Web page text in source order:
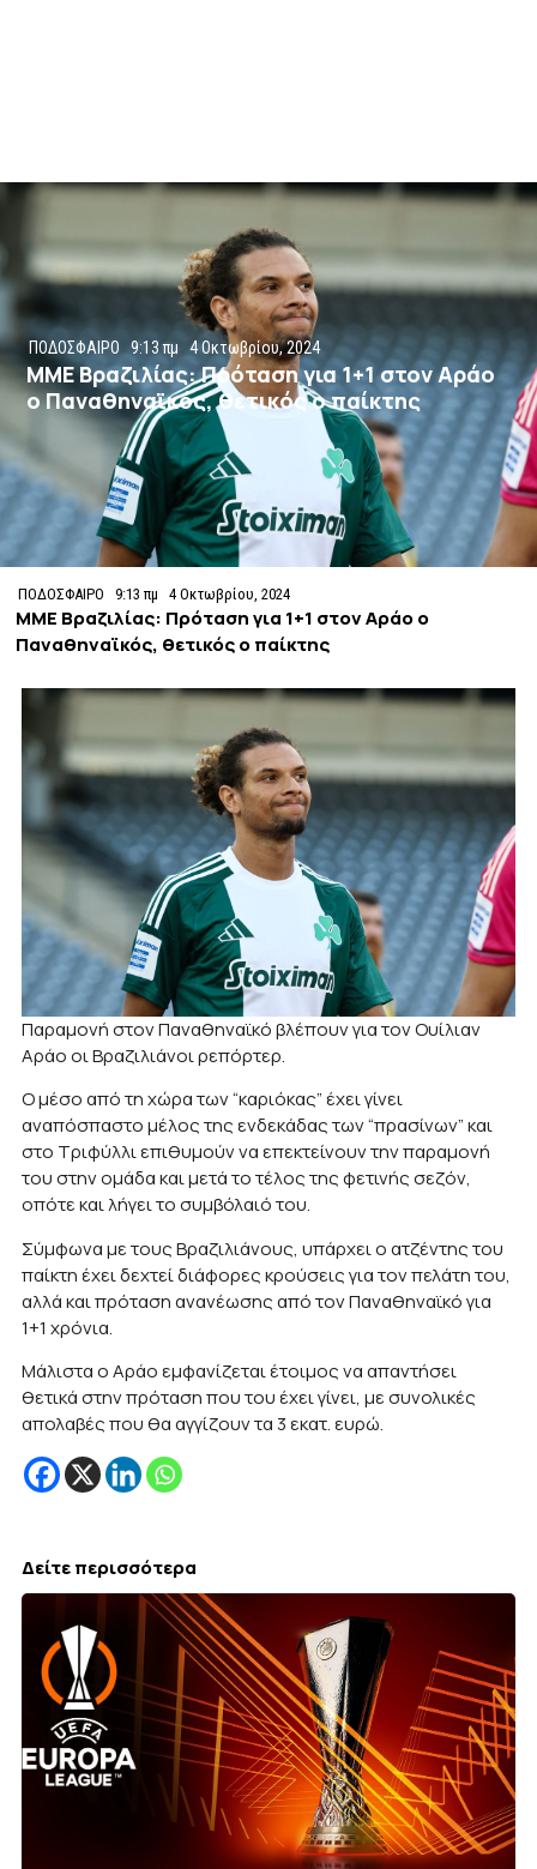
ΠΟΔΟΣΦΑΙΡΟ 9:13 πμ 4 Οκτωβρίου, 2024
ΜΜΕ Βραζιλίας: Πρόταση για 1+1 στον Αράο
ο Παναθηναϊκός, θετικός ο παίκτης
ΠΟΔΟΣΦΑΙΡΟ 9:13 πμ 4 Οκτωβρίου, 2024
ΜΜΕ Βραζιλίας: Πρόταση για 1+1 στον Αράο ο
Παναθηναϊκός, θετικός ο παίκτης
Παραμονή στον Παναθηναϊκό βλέπουν για τον Ουίλιαν
Αράο οι Βραζιλιάνοι ρεπόρτερ.
Ο μέσο από τη χώρα των “καριόκας” έχει γίνει
αναπόσπαστο μέλος της ενδεκάδας των “πρασίνων” και
στο Τριφύλλι επιθυμούν να επεκτείνουν την παραμονή
του στην ομάδα και μετά το τέλος της φετινής σεζόν,
οπότε και λήγει το συμβόλαιό του.
Σύμφωνα με τους Βραζιλιάνους, υπάρχει ο ατζέντης του
παίκτη έχει δεχτεί διάφορες κρούσεις για τον πελάτη του,
αλλά και πρόταση ανανέωσης από τον Παναθηναϊκό για
1+1 χρόνια.
Μάλιστα ο Αράο εμφανίζεται έτοιμος να απαντήσει
θετικά στην πρόταση που του έχει γίνει, με συνολικές
απολαβές που θα αγγίζουν τα 3 εκατ. ευρώ.
Δείτε περισσότερα